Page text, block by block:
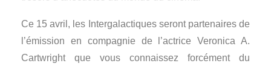
Ce 15 avril, les Intergalactiques seront partenaires de
l’émission en compagnie de l’actrice Veronica A.
Cartwright que vous connaissez forcément du